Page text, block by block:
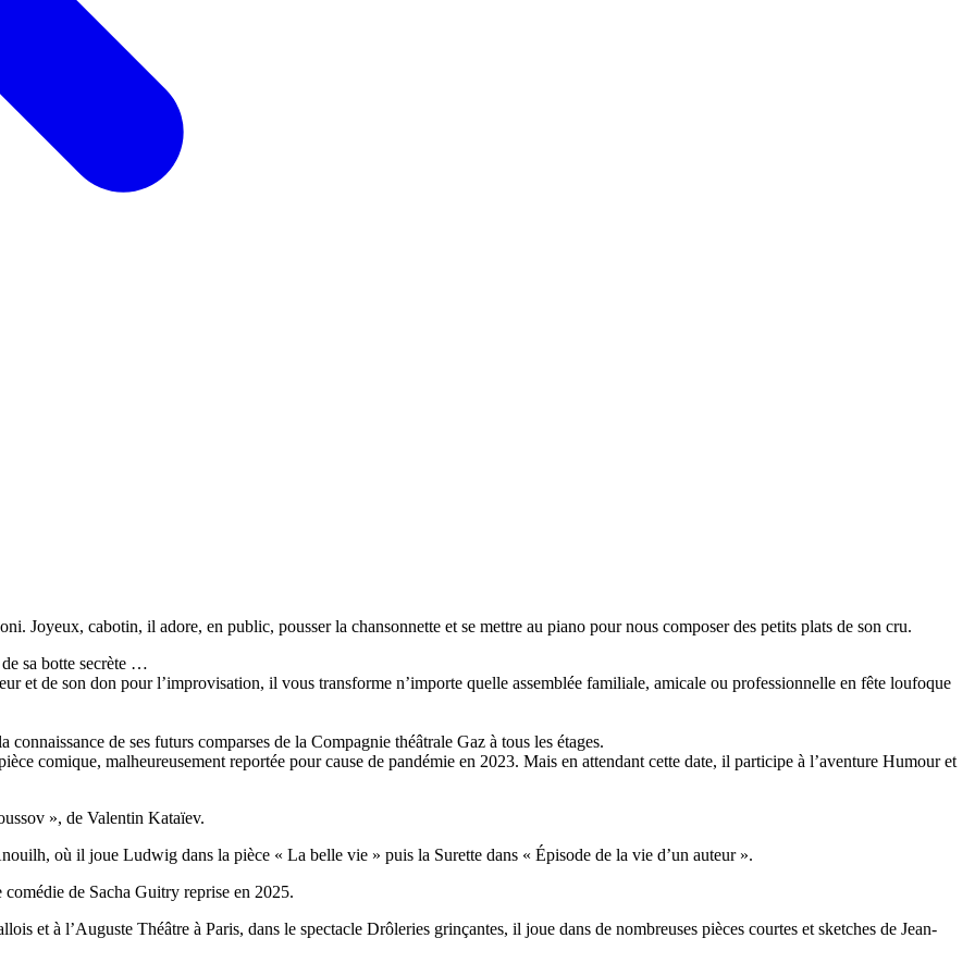
Joyeux, cabotin, il adore, en public, pousser la chansonnette et se mettre au piano pour nous composer des petits plats de son cru.
sa botte secrète …
et de son don pour l’improvisation, il vous transforme n’importe quelle assemblée familiale, amicale ou professionnelle en fête loufoque
de ses futurs comparses de la Compagnie théâtrale Gaz à tous les étages.
comique, malheureusement reportée pour cause de pandémie en 2023. Mais en attendant cette date, il participe à l’aventure Humour et
», de Valentin Kataïev.
où il joue Ludwig dans la pièce « La belle vie » puis la Surette dans « Épisode de la vie d’un auteur».
comédie de Sacha Guitry reprise en 2025.
et à l’Auguste Théâtre à Paris, dans le spectacle Drôleries grinçantes, il joue dans de nombreuses pièces courtes et sketches de Jean-